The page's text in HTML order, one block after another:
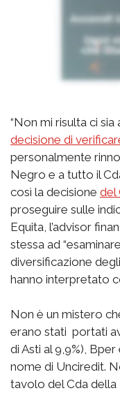
“Non mi risulta ci
decisione di
personalmente
Negro e a tutto il
così la decisione del
proseguire sulle
Equita, l’advisor
stessa ad
diversificazione
hanno interpretato
Non è un mistero
erano stati portati
di Asti al 9,9%),
nome di Unciredit.
tavolo del Cda della